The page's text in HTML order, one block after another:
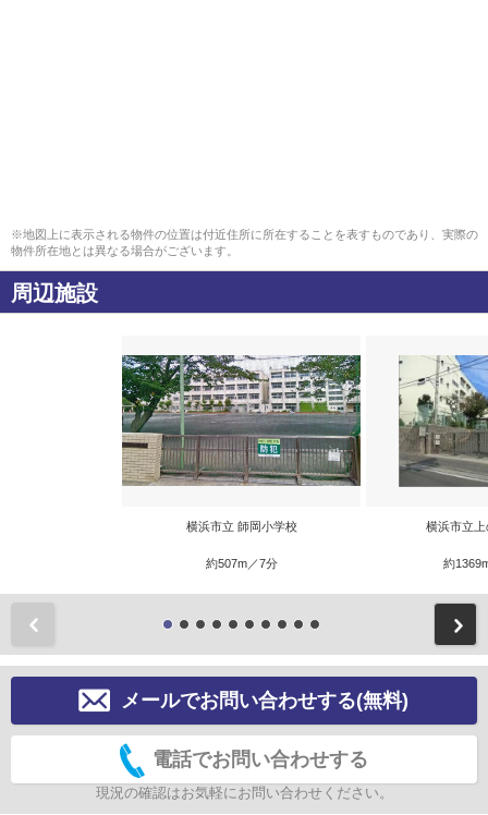
※地図上に表示される物件の位置は付近住所に所在することを表すものであり、実際の
物件所在地とは異なる場合がございます。
周辺施設
横浜市立 師岡小学校
約507m／7分
横浜市立
約
メールでお問い合わせする(無料)
電話でお問い合わせする
現況の確認はお気軽にお問い合わせください。